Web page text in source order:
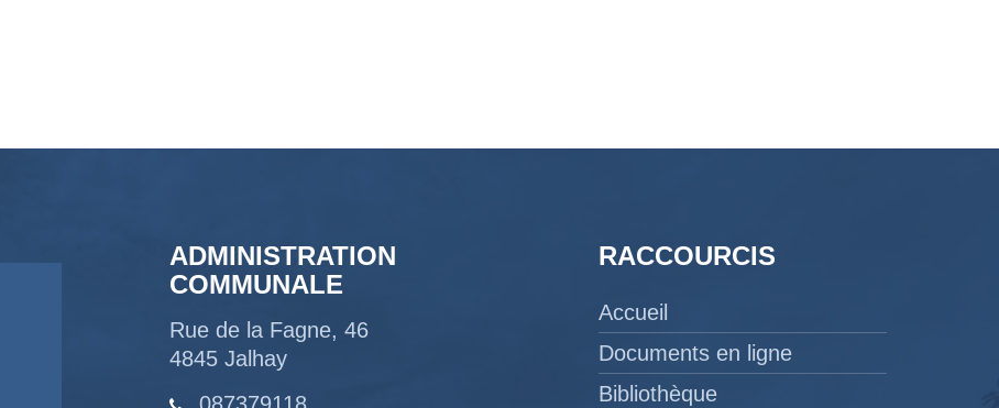
ADMINISTRATION
COMMUNALE
Rue de la Fagne, 46
4845 Jalhay
RACCOURCIS
Accueil
Documents en ligne
Bibliothèque